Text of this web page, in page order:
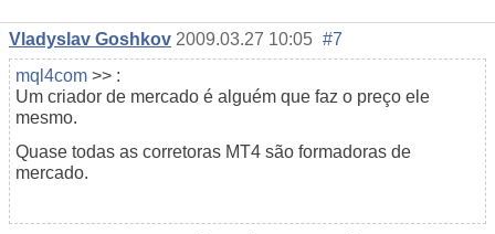
Vladyslav Goshkov 2009.03.27 10:05 #7
mql4com >> :
Um criador de mercado é alguém que faz o preço ele
mesmo.
Quase todas as corretoras MT4 são formadoras de
mercado.